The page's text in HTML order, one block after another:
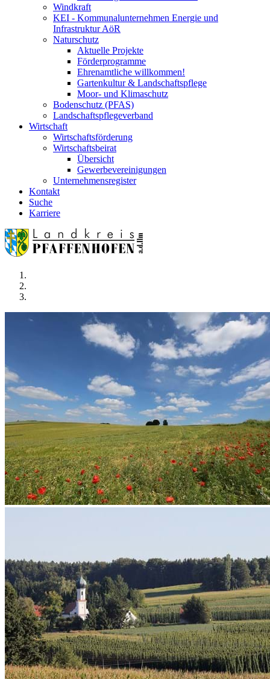
Windkraft
KEI - Kommunalunternehmen Energie und
Infrastruktur AöR
Naturschutz
Aktuelle Projekte
Förderprogramme
Ehrenamtliche willkommen!
Gartenkultur & Landschaftspflege
Moor- und Klimaschutz
Bodenschutz (PFAS)
Landschaftspflegeverband
Wirtschaft
Wirtschaftsförderung
Wirtschaftsbeirat
Übersicht
Gewerbevereinigungen
Unternehmensregister
Kontakt
Suche
Karriere